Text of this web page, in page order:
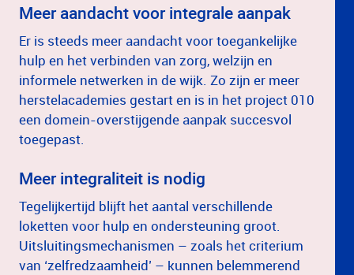
Meer aandacht voor integrale aanpak
Er is steeds meer aandacht voor toegankelijke
hulp en het verbinden van zorg, welzijn en
informele netwerken in de wijk. Zo zijn er meer
herstelacademies gestart en is in het project 010
een domein-overstijgende aanpak succesvol
toegepast.
Meer integraliteit is nodig
Tegelijkertijd blijft het aantal verschillende
loketten voor hulp en ondersteuning groot.
Uitsluitingsmechanismen – zoals het criterium
van ‘zelfredzaamheid’ – kunnen belemmerend